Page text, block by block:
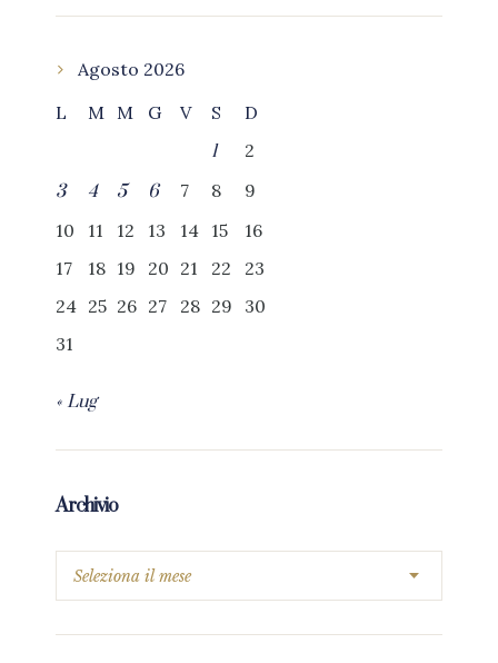
Agosto 2026
L
M M G V S
D
1
2
3
4 5 6 7 8
9
10
11 12 13 14 15
16
17
18 19 20 21 22
23
24 25 26 27 28 29
30
31
« Lug
Archivio